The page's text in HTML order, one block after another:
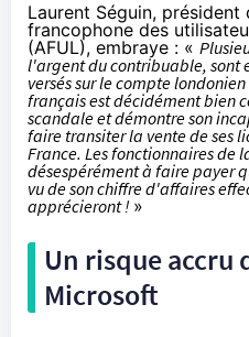
Laurent Séguin, président
francophone des
(AFUL), embraye : «
l'argent du contribuable, sont
versés sur le compte
français est décidément bien
scandale et démontre son
faire transiter la vente de ses
France. Les fonctionnaires de
désespérément à faire payer
vu de son chiffre d'affaires
apprécieront ! »
Un risque accru
Microsoft